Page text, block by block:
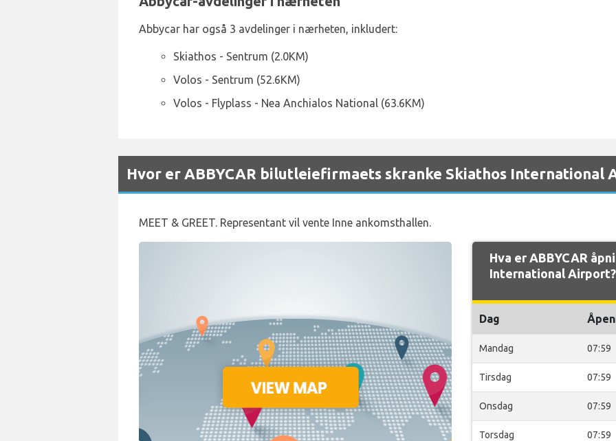
Abbycar har også 3 avdelinger i nærheten, inkludert:
Skiathos - Sentrum (2.0KM)
Volos - Sentrum (52.6KM)
Volos - Flyplass - Nea Anchialos National (63.6KM)
Hvor er ABBYCAR bilutleiefirmaets skranke Skiathos International
MEET & GREET. Representant vil vente Inne ankomsthallen.
Hva er ABBYCAR
International Airport?
Dag
Mandag 07:59
Tirsdag 07:59
Onsdag 07:59
Torsdag 07:59